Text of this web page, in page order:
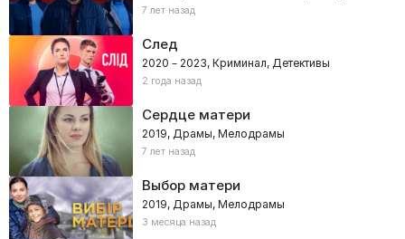
7 лет назад
След
2020 – 2023, Криминал, Детективы
2 года назад
Сердце матери
2019, Драмы, Мелодрамы
7 лет назад
Выбор матери
2019, Драмы, Мелодрамы
3 месяца назад